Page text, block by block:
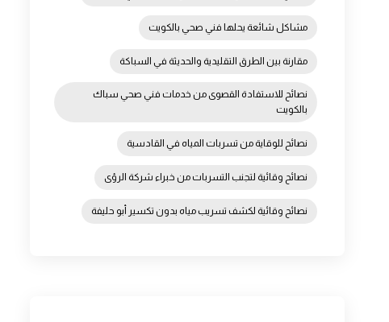
مشاكل شائعة يحلها فني صحي بالكويت
مقارنة بين الطرق التقليدية والحديثة في السباكة
نصائح للاستفادة القصوى من خدمات فني صحي سباك
بالكويت
نصائح للوقاية من تسربات المياه في القادسية
نصائح وقائية لتجنب التسربات من خبراء شركة الرؤى
نصائح وقائية لكشف تسريب مياه بدون تكسير أبو حليفة